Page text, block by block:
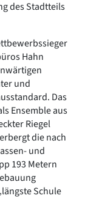
des Stadtteils
Hahn
und
Das
Ensemble aus
Riegel
die nach
und
193 Metern
Schule